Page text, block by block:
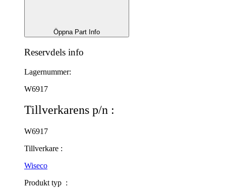
Öppna Part Info
Reservdels info
Lagernummer:
W6917
Tillverkarens p/n :
W6917
Tillverkare :
Wiseco
Produkt typ :